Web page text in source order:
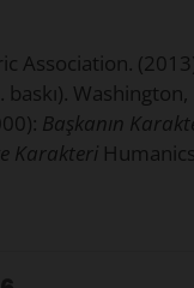
Association.
baskı). Washington,
Başkanın
Karakteri